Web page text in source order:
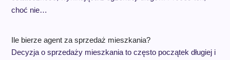
choć nie…
Ile bierze agent za sprzedaż mieszkania?
Decyzja o sprzedaży mieszkania to często początek długiej i